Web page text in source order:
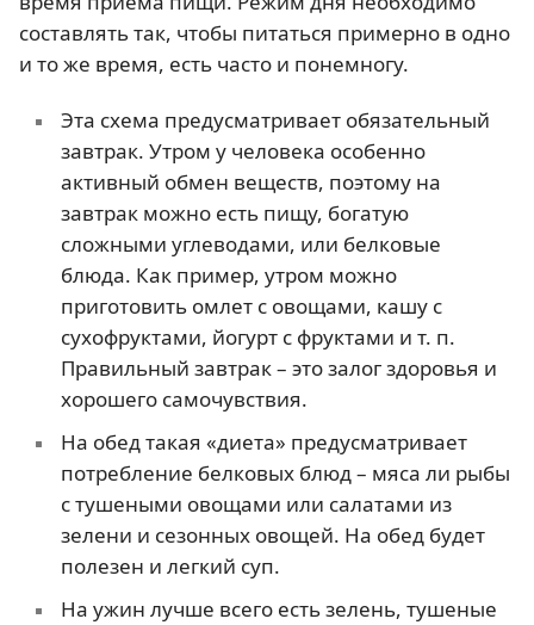
составлять так, чтобы питаться примерно в одно
и то же время, есть часто и понемногу.
Эта схема предусматривает обязательный
завтрак. Утром у человека особенно
активный обмен веществ, поэтому на
завтрак можно есть пищу, богатую
сложными углеводами, или белковые
блюда. Как пример, утром можно
приготовить омлет с овощами, кашу с
сухофруктами, йогурт с фруктами и т. п.
Правильный завтрак – это залог здоровья и
хорошего самочувствия.
На обед такая «диета» предусматривает
потребление белковых блюд – мяса ли рыбы
с тушеными овощами или салатами из
зелени и сезонных овощей. На обед будет
полезен и легкий суп.
На ужин лучше всего есть зелень, тушеные